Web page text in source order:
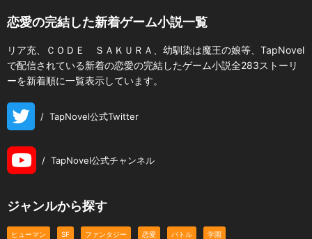
恋愛の完結した新着ゲーム小説一覧
リア充、ＣＯＤＥ ＳＡＫＵＲＡ、幼馴染は魔王の娘等、TapNovel
で配信されている新着の恋愛の完結したゲーム小説全283ストーリ
ーを新着順に一覧表示しています。
/ TapNovel公式Twitter
/ TapNovel公式チャンネル
ジャンルから探す
ヒューマン SF ファンタジー 恋愛 バトル 学園